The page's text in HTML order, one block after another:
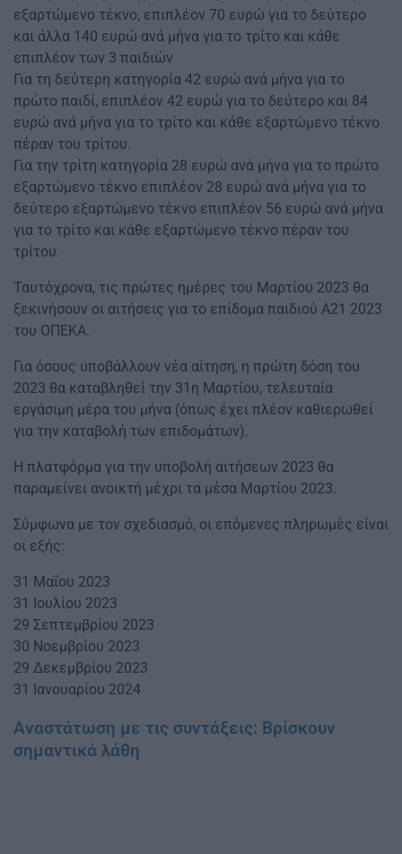
εξαρτώμενο τέκνο, επιπλέον 70 ευρώ για το δεύτερο
και άλλα 140 ευρώ ανά μήνα για το τρίτο και κάθε
επιπλέον των 3 παιδιών
Για τη δεύτερη κατηγορία 42 ευρώ ανά μήνα για το
πρώτο παιδί, επιπλέον 42 ευρώ για το δεύτερο και 84
ευρώ ανά μήνα για το τρίτο και κάθε εξαρτώμενο τέκνο
πέραν του τρίτου.
Για την τρίτη κατηγορία 28 ευρώ ανά μήνα για το πρώτο
εξαρτώμενο τέκνο επιπλέον 28 ευρώ ανά μήνα για το
δεύτερο εξαρτώμενο τέκνο επιπλέον 56 ευρώ ανά μήνα
για το τρίτο και κάθε εξαρτώμενο τέκνο πέραν του
τρίτου.
Ταυτόχρονα, τις πρώτες ημέρες του Μαρτίου 2023 θα
ξεκινήσουν οι αιτήσεις για το επίδομα παιδιού Α21 2023
του ΟΠΕΚΑ.
Για όσους υποβάλλουν νέα αίτηση, η πρώτη δόση του
2023 θα καταβληθεί την 31η Μαρτίου, τελευταία
εργάσιμη μέρα του μήνα (όπως έχει πλέον καθιερωθεί
για την καταβολή των επιδομάτων).
Η πλατφόρμα για την υποβολή αιτήσεων 2023 θα
παραμείνει ανοικτή μέχρι τα μέσα Μαρτίου 2023.
Σύμφωνα με τον σχεδιασμό, οι επόμενες πληρωμές είναι
οι εξής:
31 Μαΐου 2023
31 Ιουλίου 2023
29 Σεπτεμβρίου 2023
30 Νοεμβρίου 2023
29 Δεκεμβρίου 2023
31 Ιανουαρίου 2024
Αναστάτωση με τις συντάξεις: Βρίσκουν
σημαντικά λάθη